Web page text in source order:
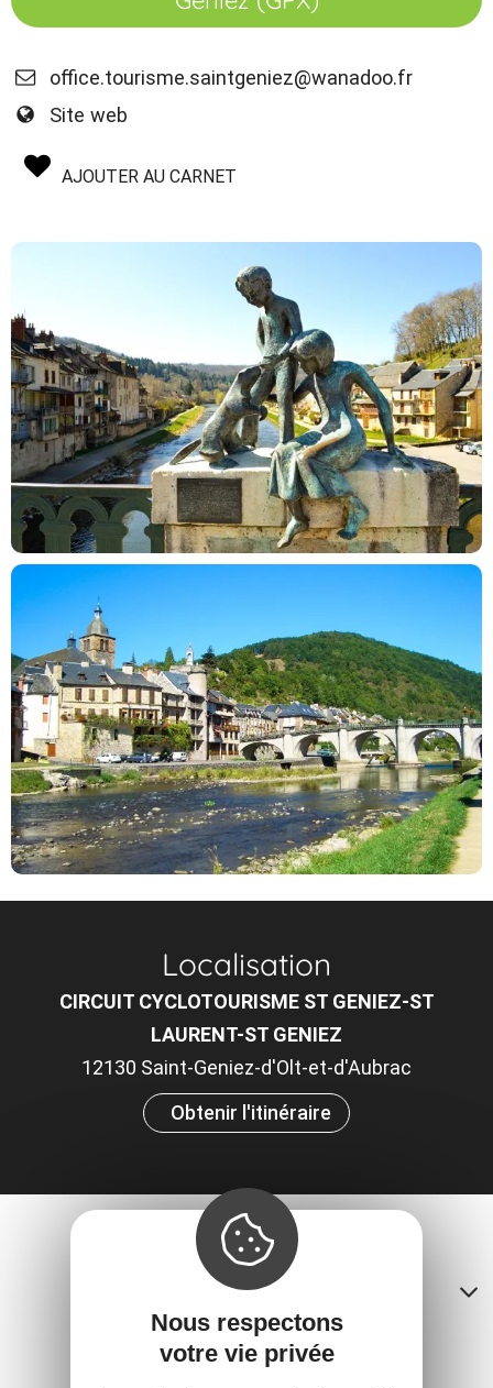
office.tourisme.saintgeniez@wanadoo.fr
Site web
AJOUTER AU CARNET
Localisation
CIRCUIT CYCLOTOURISME ST GENIEZ-ST
LAURENT-ST GENIEZ
12130 Saint-Geniez-d'Olt-et-d'Aubrac
Obtenir l'itinéraire
Contacts
Nous respectons
votre vie privée